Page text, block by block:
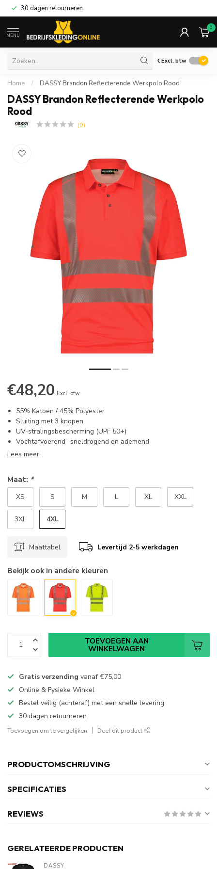
30 dagen retourneren
MENU
0
€Excl. btw
Home / DASSY Brandon Reflecterende Werkpolo Rood
DASSY Brandon Reflecterende Werkpolo
Rood
(0)
€48,20 Excl. btw
55% Katoen / 45% Polyester
Sluiting met 3 knopen
UV-stralingsbescherming (UPF 50+)
Vochtafvoerend- sneldrogend en ademend
Lees meer
Maat: *
XS S M L XL XXL
3XL 4XL
Maattabel Levertijd 2-5 werkdagen
Bekijk ook in andere kleuren
TOEVOEGEN AAN
WINKELWAGEN
Gratis verzending vanaf€75,00
Online & Fysieke Winkel
Bestel veilig (achteraf) met een snelle levering
30 dagen retourneren
Toevoegen om te vergelijken Deel dit product
PRODUCTOMSCHRIJVING
SPECIFICATIES
REVIEWS
GERELATEERDE PRODUCTEN
DASSY